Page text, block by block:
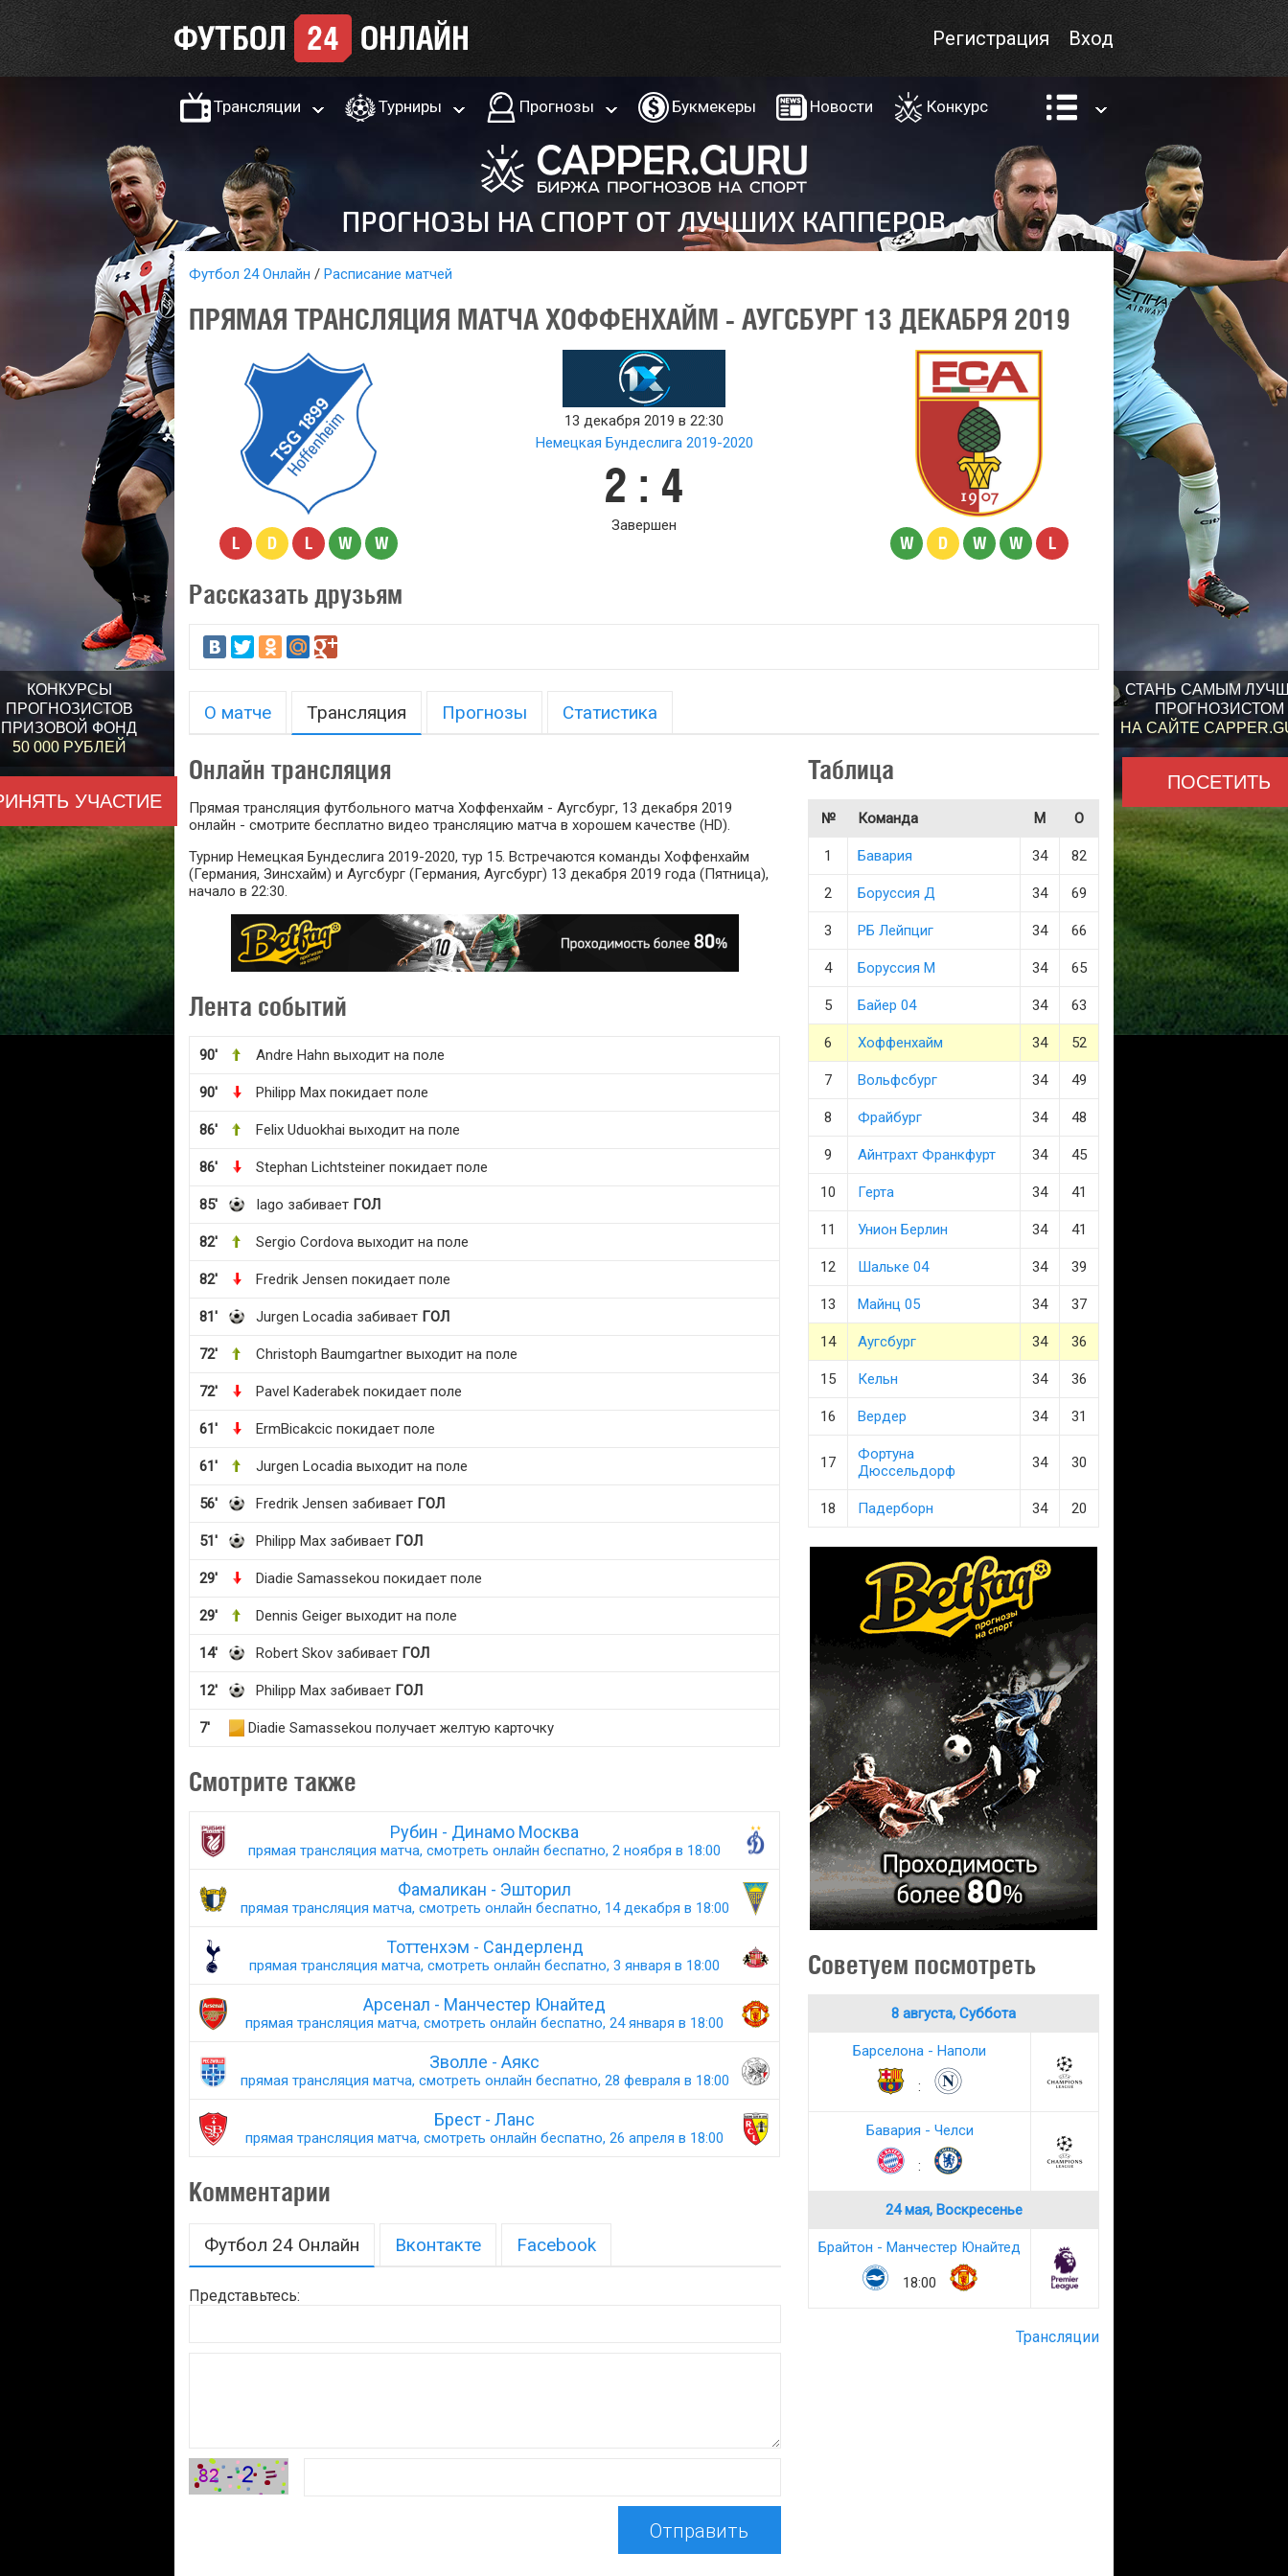
КОНКУРСЫ
ПРОГНОЗИСТОВ
ПРИЗОВОЙ ФОНД
50 000 РУБЛЕЙ
УЧАСТИЕ
СТАНЬ САМЫМ
ПРОГНОЗИСТОМ
НА САЙТЕ
ПОСЕТИТЬ
Вход
Регистрация
Трансляции Турниры Прогнозы Букмекеры Новости Конкурс
Футбол 24 Онлайн Расписание матчей
ПРЯМАЯ ТРАНСЛЯЦИЯ МАТЧА ХОФФЕНХАЙМ - АУГСБУРГ 13 ДЕКАБРЯ 2019
L D L W W
13 декабря 2019 в 22:30
Немецкая Бундеслига 2019-2020
2 : 4
Завершен
W D W W L
Рассказать друзьям
О матче Трансляция Прогнозы Статистика
Онлайн трансляция
Прямая трансляция футбольного матча Хоффенхайм - Аугсбург, 13 декабря 2019
онлайн - смотрите бесплатно видео трансляцию матча в хорошем качестве (HD).
Турнир Немецкая Бундеслига 2019-2020, тур 15. Встречаются команды Хоффенхайм
(Германия, Зинсхайм) и Аугсбург (Германия, Аугсбург) 13 декабря 2019 года (Пятница),
начало в 22:30.
Лента событий
90' Andre Hahn выходит на поле
90' Philipp Max покидает поле
86' Felix Uduokhai выходит на поле
86' Stephan Lichtsteiner покидает поле
85' Iago забивает ГОЛ
82' Sergio Cordova выходит на поле
82' Fredrik Jensen покидает поле
81' Jurgen Locadia забивает ГОЛ
72' Christoph Baumgartner выходит на поле
72' Pavel Kaderabek покидает поле
61' ErmBicakcic покидает поле
61' Jurgen Locadia выходит на поле
56' Fredrik Jensen забивает ГОЛ
51' Philipp Max забивает ГОЛ
29' Diadie Samassekou покидает поле
29' Dennis Geiger выходит на поле
14' Robert Skov забивает ГОЛ
12' Philipp Max забивает ГОЛ
7' Diadie Samassekou получает желтую карточку
Смотрите также
Рубин - Динамо Москва
прямая трансляция матча, смотреть онлайн беспатно, 2 ноября в 18:00
Фамаликан - Эшторил
прямая трансляция матча, смотреть онлайн беспатно, 14 декабря в 18:00
Тоттенхэм - Сандерленд
прямая трансляция матча, смотреть онлайн беспатно, 3 января в 18:00
Арсенал - Манчестер Юнайтед
прямая трансляция матча, смотреть онлайн беспатно, 24 января в 18:00
Зволле - Аякс
прямая трансляция матча, смотреть онлайн беспатно, 28 февраля в 18:00
Брест - Ланс
прямая трансляция матча, смотреть онлайн беспатно, 26 апреля в 18:00
Комментарии
Футбол 24 Онлайн Вконтакте Facebook
Представьтесь:
Отправить
Таблица
№ Команда М О
1 Бавария 34 82
2 Боруссия Д 34 69
3 РБ Лейпциг 34 66
4 Боруссия М 34 65
5 Байер 04 34 63
6 Хоффенхайм 34 52
7 Вольфсбург 34 49
8 Фрайбург 34 48
9 Айнтрахт Франкфурт 34 45
10 Герта 34 41
11 Унион Берлин 34 41
12 Шальке 04 34 39
13 Майнц 05 34 37
14 Аугсбург 34 36
15 Кельн 34 36
16 Вердер 34 31
17
Фортуна
Дюссельдорф
34 30
18 Падерборн 34 20
Советуем посмотреть
8 августа, Суббота
Барселона - Наполи
:
Бавария - Челси
:
24 мая, Воскресенье
Брайтон - Манчестер Юнайтед
18:00
Трансляции